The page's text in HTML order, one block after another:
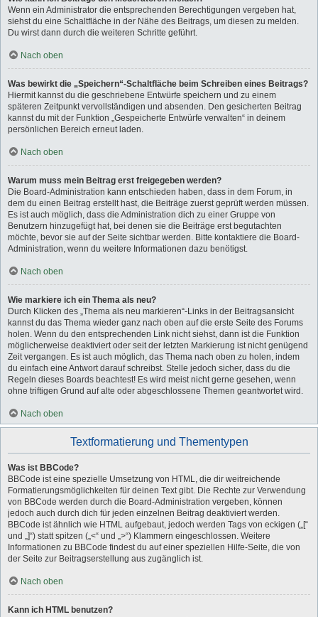
Wenn ein Administrator die entsprechenden Berechtigungen vergeben hat,
siehst du eine Schaltfläche in der Nähe des Beitrags, um diesen zu melden.
Du wirst dann durch die weiteren Schritte geführt.
Nach oben
Was bewirkt die „Speichern“-Schaltfläche beim Schreiben eines Beitrags?
Hiermit kannst du die geschriebene Entwürfe speichern und zu einem
späteren Zeitpunkt vervollständigen und absenden. Den gesicherten Beitrag
kannst du mit der Funktion „Gespeicherte Entwürfe verwalten“ in deinem
persönlichen Bereich erneut laden.
Nach oben
Warum muss mein Beitrag erst freigegeben werden?
Die Board-Administration kann entschieden haben, dass in dem Forum, in
dem du einen Beitrag erstellt hast, die Beiträge zuerst geprüft werden müssen.
Es ist auch möglich, dass die Administration dich zu einer Gruppe von
Benutzern hinzugefügt hat, bei denen sie die Beiträge erst begutachten
möchte, bevor sie auf der Seite sichtbar werden. Bitte kontaktiere die Board-
Administration, wenn du weitere Informationen dazu benötigst.
Nach oben
Wie markiere ich ein Thema als neu?
Durch Klicken des „Thema als neu markieren“-Links in der Beitragsansicht
kannst du das Thema wieder ganz nach oben auf die erste Seite des Forums
holen. Wenn du den entsprechenden Link nicht siehst, dann ist die Funktion
möglicherweise deaktiviert oder seit der letzten Markierung ist nicht genügend
Zeit vergangen. Es ist auch möglich, das Thema nach oben zu holen, indem
du einfach eine Antwort darauf schreibst. Stelle jedoch sicher, dass du die
Regeln dieses Boards beachtest! Es wird meist nicht gerne gesehen, wenn
ohne triftigen Grund auf alte oder abgeschlossene Themen geantwortet wird.
Nach oben
Textformatierung und Thementypen
Was ist BBCode?
BBCode ist eine spezielle Umsetzung von HTML, die dir weitreichende
Formatierungsmöglichkeiten für deinen Text gibt. Die Rechte zur Verwendung
von BBCode werden durch die Board-Administration vergeben, können
jedoch auch durch dich für jeden einzelnen Beitrag deaktiviert werden.
BBCode ist ähnlich wie HTML aufgebaut, jedoch werden Tags von eckigen („[“
und „]“) statt spitzen („<“ und „>“) Klammern eingeschlossen. Weitere
Informationen zu BBCode findest du auf einer speziellen Hilfe-Seite, die von
der Seite zur Beitragserstellung aus zugänglich ist.
Nach oben
Kann ich HTML benutzen?